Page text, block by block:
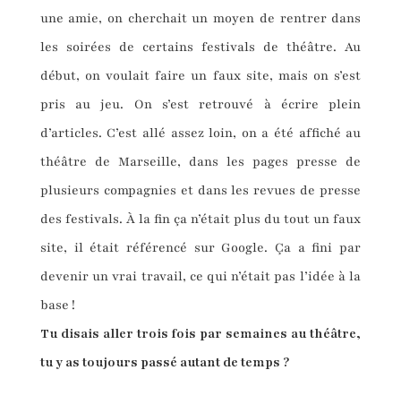
une amie, on cherchait un moyen de rentrer dans
les soirées de certains festivals de théâtre. Au
début, on voulait faire un faux site, mais on s’est
pris au jeu. On s’est retrouvé à écrire plein
d’articles. C’est allé assez loin, on a été affiché au
théâtre de Marseille, dans les pages presse de
plusieurs compagnies et dans les revues de presse
des festivals. À la fin ça n’était plus du tout un faux
site, il était référencé sur Google. Ça a fini par
devenir un vrai travail, ce qui n’était pas l’idée à la
base !
Tu disais aller trois fois par semaines au théâtre,
tu y as toujours passé autant de temps ?